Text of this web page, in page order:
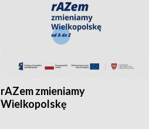
rAZem zmieniamy
Wielkopolskę